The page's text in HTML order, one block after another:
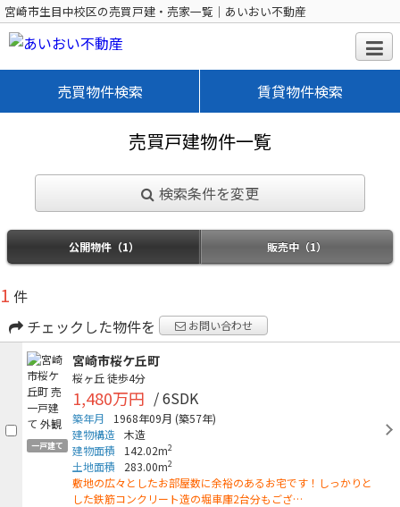
宮崎市生目中校区の売買戸建・売家一覧｜あいおい不動産
売買物件検索 賃貸物件検索
売買戸建物件一覧
検索条件を変更
公開物件（1） 販売中（1）
1 件
チェックした物件を
お問い合わせ
一戸建て
宮崎市桜ケ丘町
桜ヶ丘徒歩4分
1,480万円 / 6SDK
築年月 1968年09月 (築57年)
建物構造 木造
建物面積
142.02m2
土地面積 283.00m2
敷地の広々としたお部屋数に余裕のあるお宅です！しっかりと
した鉄筋コンクリート造の堀車庫2台分もござ…